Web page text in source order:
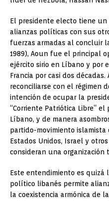
El presidente electo tiene
alianzas políticas con sus
fuerzas armadas al concluir
1989), Aoun fue el principal
ejército sirio en Líbano y por
Francia por casi dos
reconciliarse con el régimen
intención de ocupar la
“Corriente Patriótica Libre”
Líbano, y de manera
partido-movimiento islamista
Estados Unidos, Israel y
consideran una organización
Este entendimiento es quizá
político libanés permite
la coexistencia armónica de